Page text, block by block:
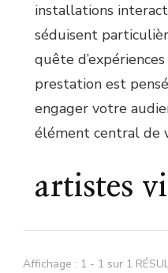
installations
séduisent
quête
prestation est
engager votre
élément central de
artistes
Affichage : 1 - 1 sur 1